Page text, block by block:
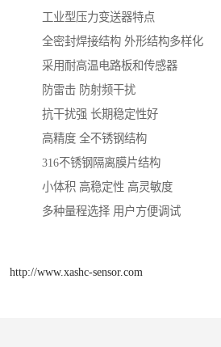
工业型压力变送器特点
全密封焊接结构 外形结构多样化
采用耐高温电路板和传感器
防雷击 防射频干扰
抗干扰强 长期稳定性好
高精度 全不锈钢结构
316不锈钢隔离膜片结构
小体积 高稳定性 高灵敏度
多种量程选择 用户方便调试
http://www.xashc-sensor.com